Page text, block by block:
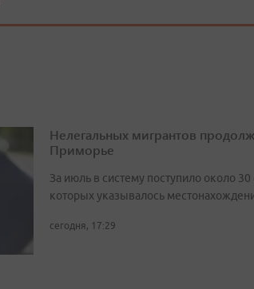
Нелегальных мигрантов
Приморье
За июль в систему поступило около
которых указывалось
сегодня, 17:29